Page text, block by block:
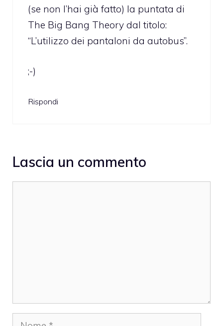
(se non l’hai già fatto) la puntata di
The Big Bang Theory dal titolo:
“L’utilizzo dei pantaloni da autobus”.
;-)
Rispondi
Lascia un commento
Nome